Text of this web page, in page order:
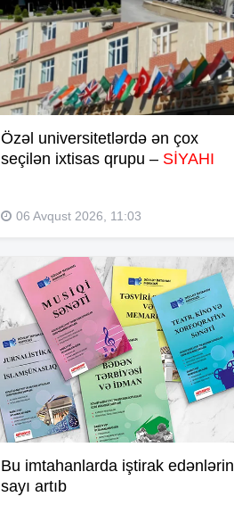
Özəl universitetlərdə ən çox
seçilən ixtisas qrupu – SİYAHI
06 Avqust 2026, 11:03
Bu imtahanlarda iştirak edənlərin
sayı artıb